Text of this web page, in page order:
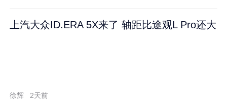
上汽大众ID.ERA 5X来了 轴距比途观L Pro还大
徐辉 2天前